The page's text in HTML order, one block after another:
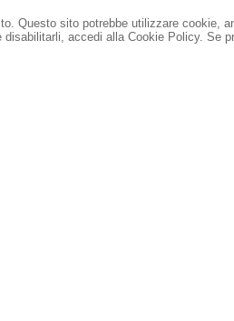
Questo sito potrebbe utilizzare cookie,
accedi alla Cookie Policy. Se